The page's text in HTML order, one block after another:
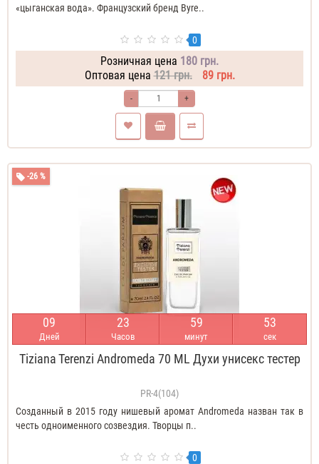
«цыганская вода». Французский бренд Byre..
0
Розничная цена 180 грн.
Оптовая цена 121 грн. 89 грн.
- +
-26 %
09
Дней
23
Часов
59
минут
52
сек
Tiziana Terenzi Andromeda 70 ML Духи унисекс тестер
PR-4(104)
Созданный в 2015 году нишевый аромат Andromeda назван так в
честь одноименного созвездия. Творцы п..
0